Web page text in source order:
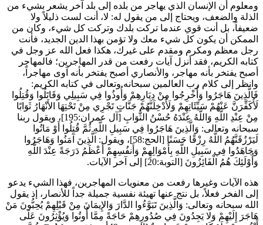
ومعلوم أن الإنسان الذي يهاجر من بلده إلى بلد آخر يشعر بشيء من
الذلة والضعف، ويحتاج إلى من يقول له: لا، أنت لست ذليلاً ولا
ضعيفاً، بل أنت قوي عندما تركت بلدك وتركت كل شيء، وكان من
الممكن أن يكون كل شيء معك ولا تؤمن بهذا الدين الجديد، فأنت
رجل معظم ومكرم ومقدم على غيرك، هكذا فعل الله عز وجل في
كتابه الكريم، فقد أنزل آيات رفعت من قدر المهاجرين؛ فالمهاجر
أصبح يفتخر بأنه مهاجر، والأنصاري أصبح يفتخر بأنه آوى مهاجراً،
وانظر إلى كلام رب العالمين سبحانه وتعالى في كتابه الكريم:
فَالَّذِينَ هَاجَرُوا وَأُخْرِجُوا مِنْ دِيَارِهِمْ وَأُوذُوا فِي سَبِيلِي وَقَاتَلُوا وَقُتِلُوا
لَأُكَفِّرَنَّ عَنْهُمْ سَيِّئَاتِهِمْ وَلَأُدْخِلَنَّهُمْ جَنَّاتٍ تَجْرِي مِنْ تَحْتِهَا الأَنْهَارُ ثَوَابًا
مِنْ عِنْدِ اللَّهِ وَاللَّهُ عِنْدَهُ حُسْنُ الثَّوَابِ
[آل عمران:195]، ويقول ربنا
سبحانه وتعالى: وَالَّذِينَ هَاجَرُوا فِي سَبِيلِ اللَّهِ ثُمَّ قُتِلُوا أَوْ مَاتُوا
لَيَرْزُقَنَّهُمُ اللَّهُ رِزْقًا حَسَنًا [الحج:58]، ويقول:
الَّذِينَ آمَنُوا وَهَاجَرُوا
وَجَاهَدُوا فِي سَبِيلِ اللَّهِ بِأَمْوَالِهِمْ وَأَنفُسِهِمْ أَعْظَمُ دَرَجَةً عِنْدَ اللَّهِ
وَأُوْلَئِكَ هُمُ الْفَائِزُونَ [التوبة:20] إلى آخر الآيات.
هذه الآيات وغيرها رفعت من معنويات المهاجرين، فهذا الشيء يدعو
إلى الفخر فعلاً، بل نتج عنها تهيئة نفسية جميلة جداً للأنصار، إذ يقول
الله سبحانه وتعالى: وَالَّذِينَ تَبَوَّءُوا الدَّارَ وَالإِيمَانَ مِنْ قَبْلِهِمْ يُحِبُّونَ مَنْ
هَاجَرَ إِلَيْهِمْ وَلا يَجِدُونَ فِي صُدُورِهِمْ حَاجَةً مِمَّا أُوتُوا وَيُؤْثِرُونَ عَلَى